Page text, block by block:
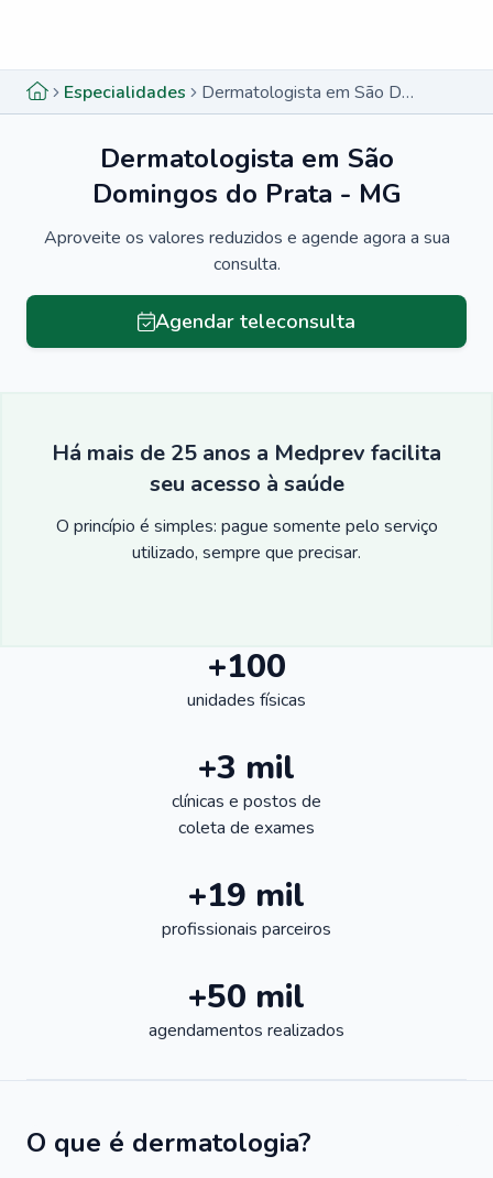
Especialidades Dermatologista em São Domingos do Prata - MG
Dermatologista em São
Domingos do Prata - MG
Aproveite os valores reduzidos e agende agora a sua
consulta.
Agendar teleconsulta
Há mais de 25 anos a Medprev facilita
seu acesso à saúde
O princípio é simples: pague somente pelo serviço
utilizado, sempre que precisar.
+100
unidades físicas
+3 mil
clínicas e postos de
coleta de exames
+19 mil
profissionais parceiros
+50 mil
agendamentos realizados
O que é dermatologia?